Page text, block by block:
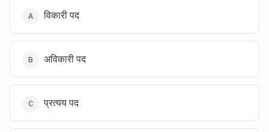
विकारी पद
अविकारी पद
प्रत्यय पद